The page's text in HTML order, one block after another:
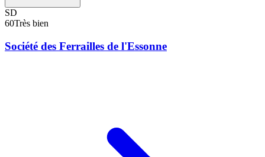
SD
60Très bien
Société des Ferrailles de l'Essonne